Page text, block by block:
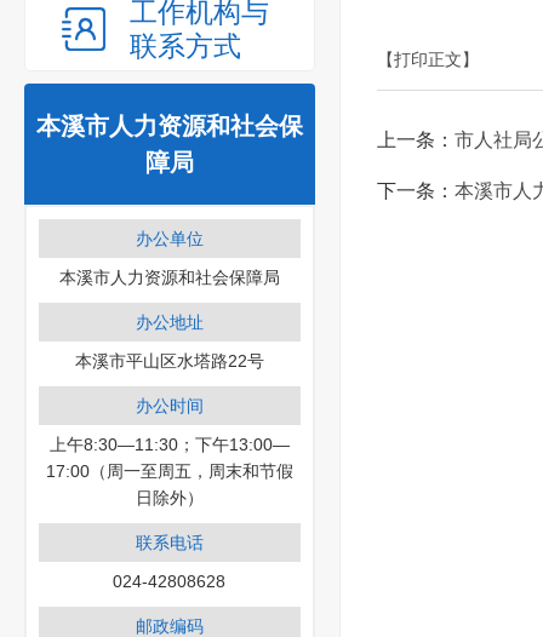
工作机构与
联系方式
本溪市人力资源和社会保
障局
办公单位
本溪市人力资源和社会保障局
办公地址
本溪市平山区水塔路22号
办公时间
上午8:30—11:30；下午13:00—
17:00（周一至周五，周末和节假
日除外）
联系电话
024-42808628
邮政编码
【打印正文】
上一条： 市人社局
下一条： 本溪市人